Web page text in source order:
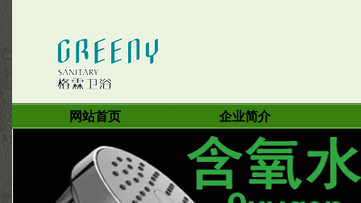
网站首页 企业简介